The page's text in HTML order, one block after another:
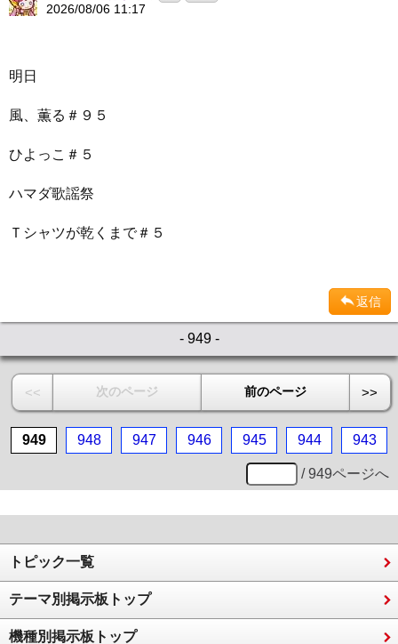
2026/08/06 11:17
明日
風、薫る＃９５
ひよっこ＃５
ハマダ歌謡祭
Ｔシャツが乾くまで＃５
返信
- 949 -
<< 次のページ 前のページ >>
949 948 947 946 945 944 943
/ 949ページへ
トピック一覧
テーマ別掲示板トップ
機種別掲示板トップ